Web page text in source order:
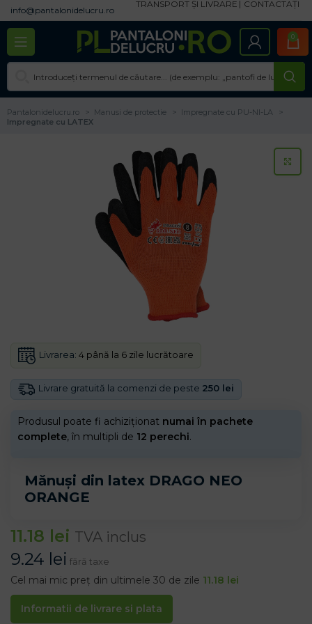
info@pantalonidelucru.ro
TRANSPORT ȘI LIVRARE CONTACTAȚI
0
Pantalonidelucru.ro Manusi de protectie
Impregnate cu PU-NI-LA
Impregnate cu LATEX
Mănuși din latex DRAGO NEO
ORANGE
Livrare gratuită la comenzi de peste 250 lei
Livrarea: 4 până la 6 zile lucrătoare
11.18 lei TVA inclus
9.24 lei fără taxe
Produsul poate fi achiziționat numai în pachete
complete, în multipli de 12 perechi.
Cel mai mic preț din ultimele 30 de zile 11.18 lei
Informatii de livrare si plata